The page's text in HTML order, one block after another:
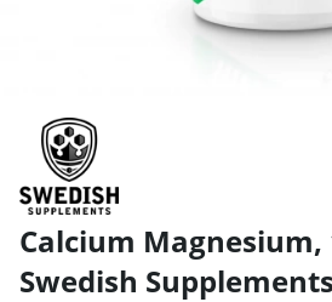
Calcium
Swedish Supplements